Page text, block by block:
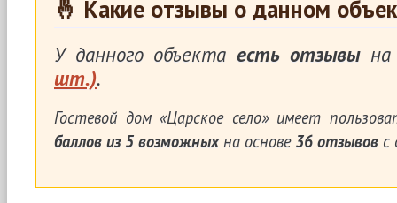
🤞 Какие отзывы о данном
У данного объекта есть отзывына
шт.).
Гостевой дом «Царское село»имеет
баллов из5 возможныхна основе 36 отзывов с